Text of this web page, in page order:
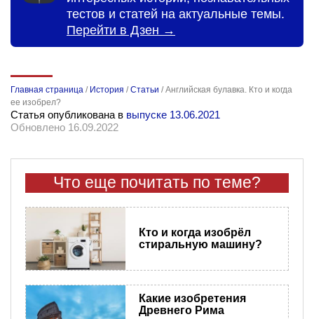
тестов и статей на актуальные темы.
Перейти в Дзен →
Главная страница / История /Статьи /Английская булавка. Кто и когда
ее изобрел?
Статья опубликована в выпуске 13.06.2021
Обновлено 16.09.2022
Что еще почитать по теме?
Кто и когда изобрёл
стиральную машину?
Какие изобретения
Древнего Рима